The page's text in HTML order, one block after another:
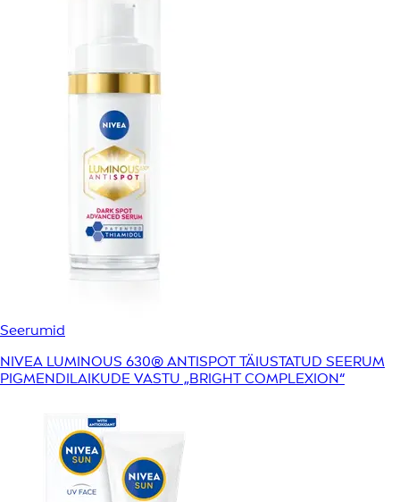
Seerumid
NIVEA LUMINOUS 630® ANTISPOT TÄIUSTATUD SEERUM
PIGMENDILAIKUDE VASTU „BRIGHT COMPLEXION“